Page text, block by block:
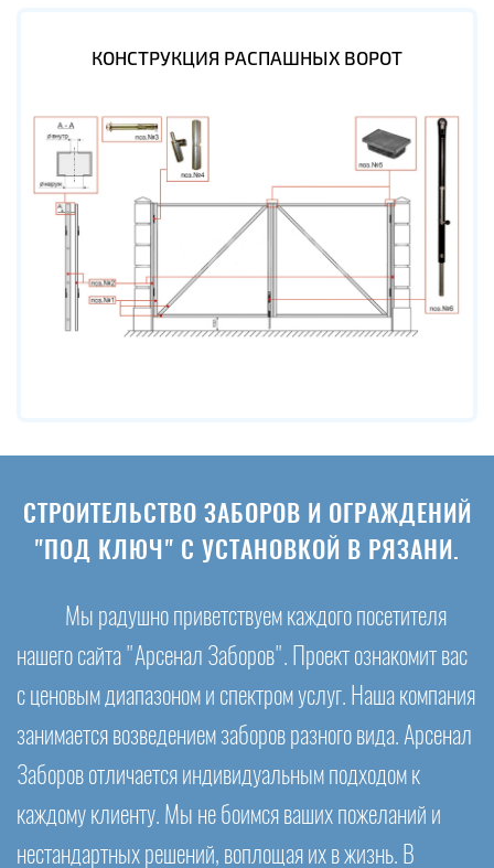
КОНСТРУКЦИЯ РАСПАШНЫХ ВОРОТ
СТРОИТЕЛЬСТВО ЗАБОРОВ И ОГРАЖДЕНИЙ
"ПОД КЛЮЧ" С УСТАНОВКОЙ В РЯЗАНИ.
Мы радушно приветствуем каждого посетителя
нашего сайта "Арсенал Заборов". Проект ознакомит вас
с ценовым диапазоном и спектром услуг. Наша компания
занимается возведением заборов разного вида. Арсенал
Заборов отличается индивидуальным подходом к
каждому клиенту. Мы не боимся ваших пожеланий и
нестандартных решений, воплощая их в жизнь. В